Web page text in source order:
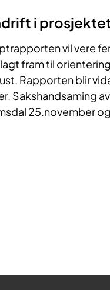
i
vil vere
fram til
Rapporten blir
Sakshandsaming
25.november